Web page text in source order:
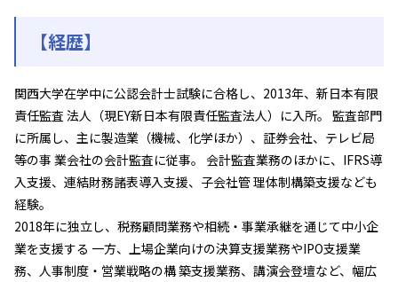
【経歴】
関⻄⼤学在学中に公認会計⼠試験に合格し、2013年、新⽇本有限
責任監査 法⼈（現EY新⽇本有限責任監査法⼈）に⼊所。 監査部⾨
に所属し、主に製造業（機械、化学ほか）、証券会社、テレビ局
等の事 業会社の会計監査に従事。 会計監査業務のほかに、IFRS導
⼊⽀援、連結財務諸表導⼊⽀援、⼦会社管 理体制構築⽀援なども
経験。
2018年に独⽴し、税務顧問業務や相続・事業承継を通じて中⼩企
業を⽀援する ⼀⽅、上場企業向けの決算⽀援業務やIPO⽀援業
務、⼈事制度・営業戦略の構 築⽀援業務、講演会登壇など、幅広